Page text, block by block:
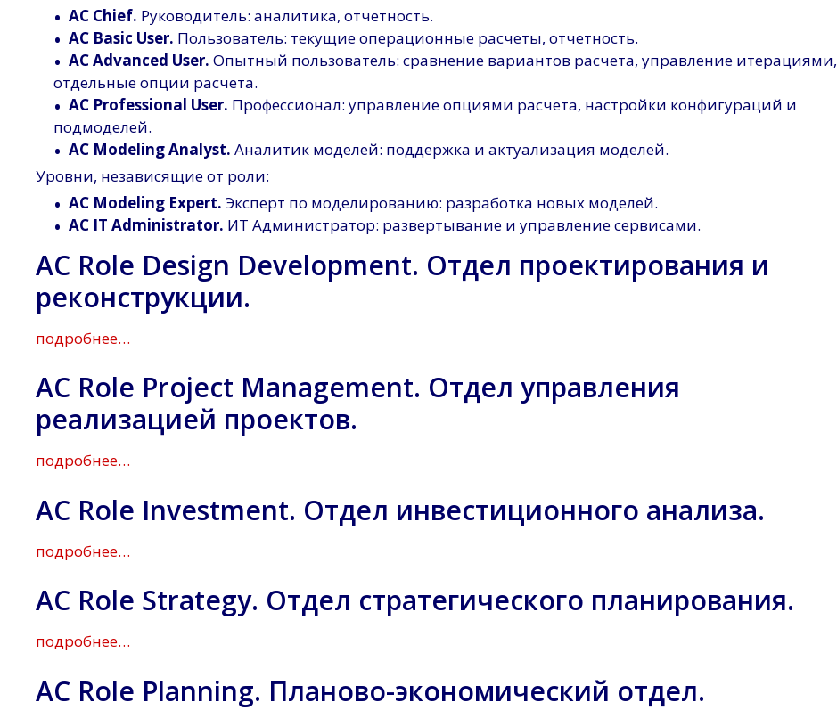
• AC Chief. Руководитель: аналитика, отчетность.
• AC Basic User. Пользователь: текущие операционные расчеты, отчетность.
• AC Advanced User. Опытный пользователь: сравнение вариантов расчета, управление итерациями,
отдельные опции расчета.
• AC Professional User. Профессионал: управление опциями расчета, настройки конфигураций и
подмоделей.
• AC Modeling Analyst. Аналитик моделей: поддержка и актуализация моделей.
Уровни, независящие от роли:
• AC Modeling Expert. Эксперт по моделированию: разработка новых моделей.
• AC IT Administrator. ИТ Администратор: развертывание и управление сервисами.
AC Role Design Development. Отдел проектирования и
реконструкции.
подробнее…
AC Role Project Management. Отдел управления
реализацией проектов.
подробнее…
AC Role Investment. Отдел инвестиционного анализа.
подробнее…
AC Role Strategy. Отдел стратегического планирования.
подробнее…
AC Role Planning. Планово-экономический отдел.